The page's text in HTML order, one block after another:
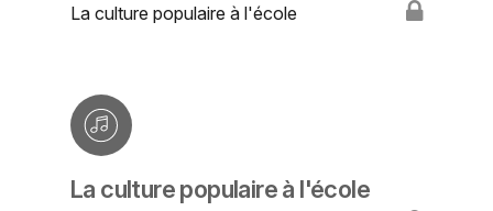
La culture populaire à l'école
La culture populaire à l'école